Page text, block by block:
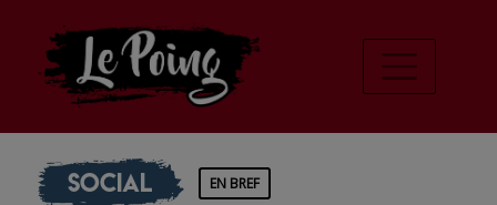
Social EN BREF